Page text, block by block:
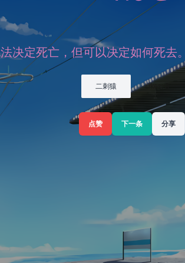
决定死亡，但可以决定如何死去。
二刺猿 Likes: 0
点赞 下一条 分享